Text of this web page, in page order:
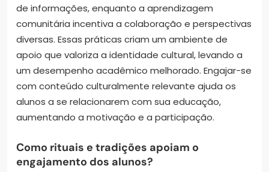
de informações, enquanto a aprendizagem
comunitária incentiva a colaboração e perspectivas
diversas. Essas práticas criam um ambiente de
apoio que valoriza a identidade cultural, levando a
um desempenho acadêmico melhorado. Engajar-se
com conteúdo culturalmente relevante ajuda os
alunos a se relacionarem com sua educação,
aumentando a motivação e a participação.
Como rituais e tradições apoiam o
engajamento dos alunos?